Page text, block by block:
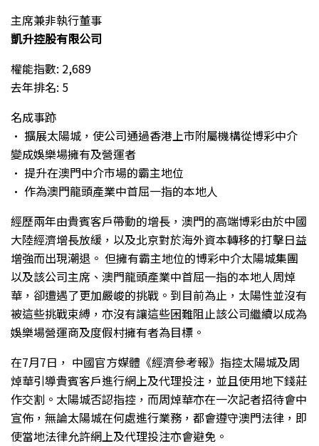
主席兼非執行董事
凱升控股有限公司
權能指數: 2,689
去年排名: 5
名成事跡
• 擴展太陽城，使公司通過香港上市附屬機構從博彩中介
變成娛樂場擁有及營運者
• 提升在澳門中介市場的霸主地位
• 作為澳門龍頭產業中首屈一指的本地人
經歷兩年由貴賓客戶帶動的增長，澳門的高端博彩由於中國
大陸經濟增長放緩，以及北京對於海外資本轉移的打擊日益
增強而出現潮退。 但擁有霸主地位的博彩中介太陽城集團
以及該公司主席、澳門龍頭產業中首屈一指的本地人周焯
華，卻遭遇了更加嚴峻的挑戰。到目前為止，太陽性並沒有
被這些挑戰束縛，亦沒有讓這些困難阻止該公司繼續以成為
娛樂場營運商及度假村擁有者為目標。
在7月7日， 中國官方媒體《經濟參考報》指控太陽城及周
焯華引導貴賓客戶進行網上及代理投注，並且使用地下錢莊
作交割。太陽城否認指控，而周焯華亦在一次記者招待會中
宣佈，無論太陽城在何處進行業務，都會遵守澳門法律，即
使當地法律允許網上及代理投注亦會避免。